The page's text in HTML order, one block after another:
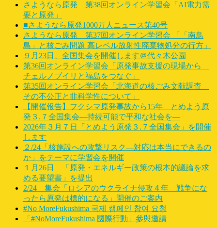
さようなら原発 第38回オンライン学習会「AI電力需
要と原発」
■さようなら原発1000万人ニュース第40号
さようなら原発 第37回オンライン学習会 「「南鳥
島」と核ごみ問題 高レベル放射性廃棄物処分の行方」
９月23日、全国集会を開催します＠代々木公園
第36回オンライン学習会「原発事故支援の現場から
チェルノブイリと福島をつなぐ」
第35回オンライン学習会「北海道の核ごみ文献調査
その不公正と非科学性について」
【開催報告】フクシマ原発事故から15年 とめよう原
発３.７全国集会―持続可能で平和な社会を―
2026年３月７日「とめよう原発３.７全国集会」を開催
します
２/24「核施設への攻撃リスク―対応は本当にできるの
か」をテーマに学習会を開催
１月26日 「原発・エネルギー政策の根本的議論を求
める要望書」を提出
2/24 集会「ロシアのウクライナ侵攻４年 戦争にな
ったら原発は標的になる」開催のご案内
#No MoreFukushima 국제 캠페인 참여 요청
「#NoMoreFukushima 國際行動」參與邀請